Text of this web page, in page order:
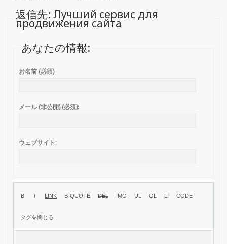
返信先: Лучший сервис для
продвижения сайта
あなたの情報:
お名前 (必須)
メール (非公開) (必須):
ウェブサイト: